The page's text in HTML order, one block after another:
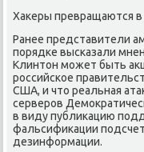
Хакеры превращаются
Ранее представители
порядке высказали
Клинтон может быть
российское
США, и что реальная
серверов
в виду публикацию
фальсификации
дезинформации.